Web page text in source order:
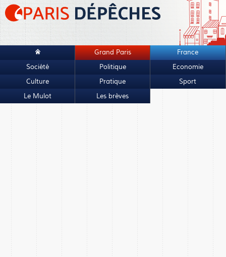
Grand Paris
France
Société
Politique
Economie
Culture
Pratique
Sport
Le Mulot
Les brèves